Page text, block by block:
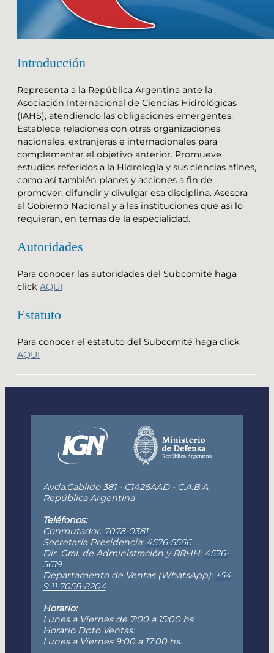
Introducción
Representa a la República Argentina ante la
Asociación Internacional de Ciencias Hidrológicas
(IAHS), atendiendo las obligaciones emergentes.
Establece relaciones con otras organizaciones
nacionales, extranjeras e internacionales para
complementar el objetivo anterior. Promueve
estudios referidos a la Hidrología y sus ciencias afines,
como así también planes y acciones a fin de
promover, difundir y divulgar esa disciplina. Asesora
al Gobierno Nacional y a las instituciones que así lo
requieran, en temas de la especialidad.
Autoridades
Para conocer las autoridades del Subcomité haga
click AQUI
Estatuto
Para conocer el estatuto del Subcomité haga click
AQUI
Avda.Cabildo 381 - C1426AAD - C.A.B.A.
República Argentina
Teléfonos:
Conmutador: 7078-0381
Secretaría Presidencia: 4576-5566
Dir. Gral. de Administración y RRHH: 4576-
5619
Departamento de Ventas (WhatsApp): +54
9 11 7058-8204
Horario:
Lunes a Viernes de 7:00 a 15:00 hs.
Horario Dpto Ventas:
Lunes a Viernes 9:00 a 17:00 hs.